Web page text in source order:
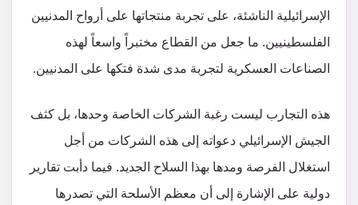
الإسرائيلية الناشئة، على تجربة منتجاتها على أرواح المدنيين
الفلسطينيين. ما جعل من القطاع مختبراً واسعاً لهذه
الصناعات العسكرية لتجربة مدى شدة فتكها على المدنيين.
هذه التجارب ليست رغبة الشركات الخاصة وحدها، بل كثف
الجيش الإسرائيلي دعواته إلى هذه الشركات من أجل
استغلال الفرصة ومدها بهذا السلاح الجديد. فيما دأبت تقارير
دولية على الإشارة إلى أن معظم الأسلحة التي تصدرها